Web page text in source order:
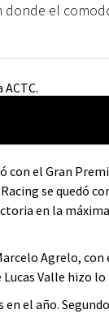
donde el
el Gran
se quedó
en la
Agrelo,
Valle hizo
el año.